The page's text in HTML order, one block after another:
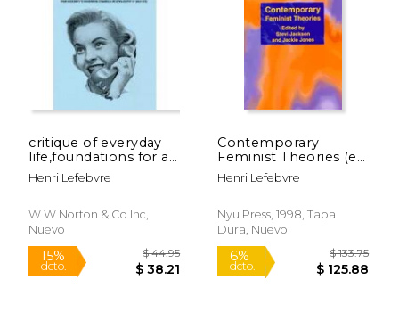
12%
dcto.
$ 36.39
$ 32.11
50%
dcto. $
critique of everyday
life,foundations for a
sociology of the
everyday
Henri Lefebvre
W W Norton & Co Inc,
Nuevo
Contemporary
Feminist Theories (en
Inglés)
Henri Lefebvre
Nyu Press, 1998, Tapa
Dura, Nuevo